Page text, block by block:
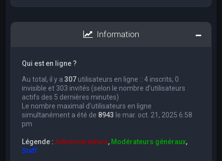
Information
Qui est en ligne ?
Au total, il y a307 utilisateurs en ligne :: 4 inscrits, 0
invisible et 303 invités (selon le nombre d’utilisateurs
actifs des 5 dernières minutes)
Le nombre maximal d’utilisateurs en ligne
simultanément a été de 8943 le mar. oct. 21, 2025 6:58
pm
Légende :Administrateurs, Modérateurs généraux,
Staff